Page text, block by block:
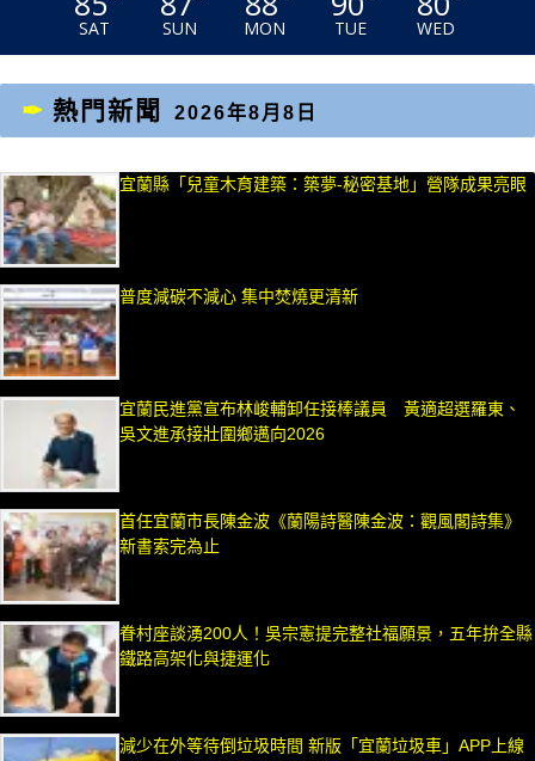
SAT SUN MON TUE WED
熱門新聞 2026年8月8日
宜蘭縣「兒童木育建築：築夢-秘密基地」營隊成果亮眼
普度減碳不減心 集中焚燒更清新
宜蘭民進黨宣布林峻輔卸任接棒議員 黃適超選羅東、
吳文進承接壯圍鄉邁向2026
首任宜蘭市長陳金波《蘭陽詩醫陳金波：觀風閣詩集》
新書索完為止
眷村座談湧200人！吳宗憲提完整社福願景，五年拚全縣
鐵路高架化與捷運化
減少在外等待倒垃圾時間 新版「宜蘭垃圾車」APP上線